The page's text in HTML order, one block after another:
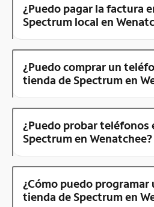
¿Puedo pagar la factura
Spectrum local en
¿Puedo comprar un
tienda de Spectrum en
¿Puedo probar teléfonos
Spectrum en Wenatchee?
¿Cómo puedo programar
tienda de Spectrum en